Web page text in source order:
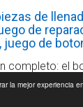
la mejor experiencia en
de
de
juego de
completo: el
contiene